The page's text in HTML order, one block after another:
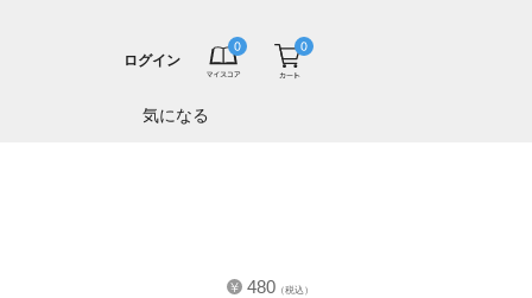
気になる
ログイン
480 （税込）